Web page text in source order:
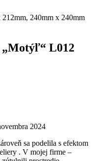
240mm x 240mm
„Motýľ“ L012
2024
sa podelila s efektom
. V mojej firme –